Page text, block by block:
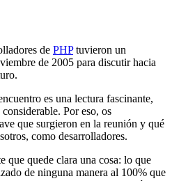
de PHPtuvieron un
de 2005 para discutir hacia
es una lectura fascinante,
Por eso, os
que surgieron en la reunión y qué
como desarrolladores.
que quede clara una cosa: lo que
de ninguna manera al 100% que